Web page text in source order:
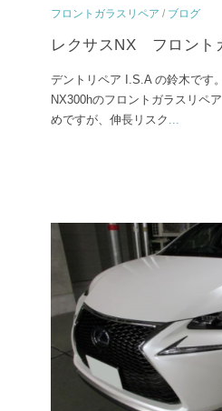
フロントガラスリペア / ブログ
レクサスNX フロント
デントリペア I.S.A の鈴木です
NX300hのフロントガラスリペ
めですが、伸長リスク ...